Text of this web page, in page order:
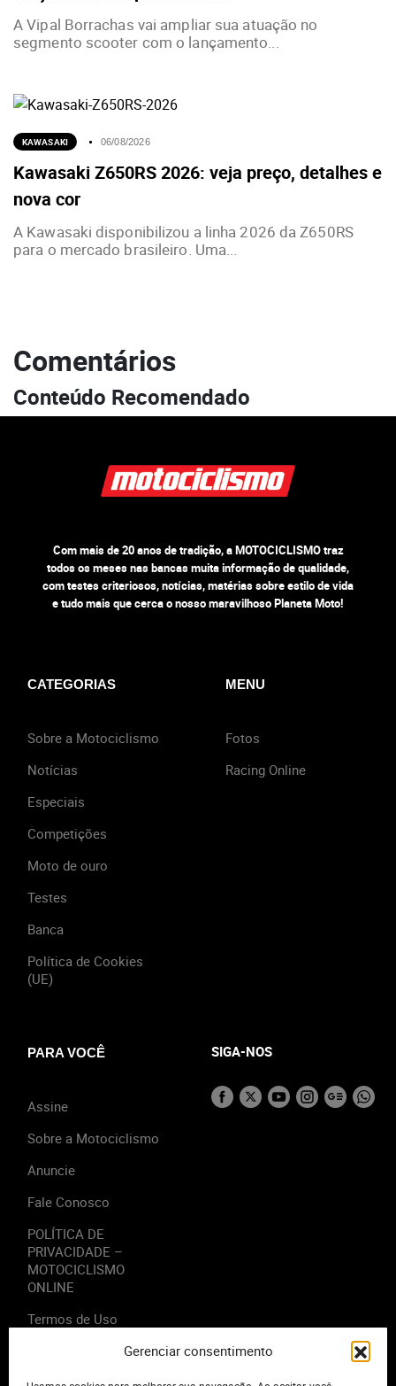
Gerenciar consentimento
A Vipal Borrachas vai ampliar sua atuação no
segmento scooter com o lançamento...
KAWASAKI 06/08/2026
Kawasaki Z650RS 2026: veja preço, detalhes e
nova cor
A Kawasaki disponibilizou a linha 2026 da Z650RS
para o mercado brasileiro. Uma...
Comentários
Conteúdo Recomendado
Com mais de 20 anos de tradição, a MOTOCICLISMO traz
todos os meses nas bancas muita informação de qualidade,
com testes criteriosos, notícias, matérias sobre estilo de vida
e tudo mais que cerca o nosso maravilhoso Planeta Moto!
CATEGORIAS
Sobre a Motociclismo
Notícias
Especiais
Competições
Moto de ouro
Testes
Banca
Política de Cookies
(UE)
MENU
Fotos
Racing Online
PARA VOCÊ
Assine
Sobre a Motociclismo
Anuncie
Fale Conosco
POLÍTICA DE
PRIVACIDADE –
MOTOCICLISMO
ONLINE
Termos de Uso
SIGA-NOS